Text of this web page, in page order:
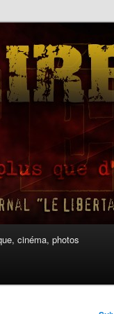
cinéma, photos